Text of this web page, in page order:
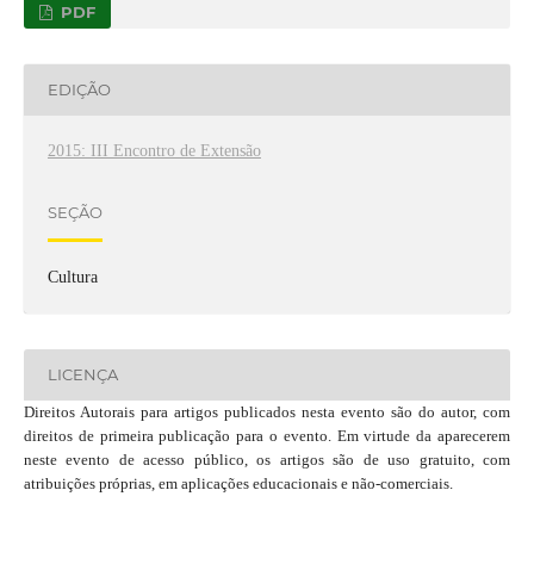
PDF
EDIÇÃO
2015: III Encontro de Extensão
SEÇÃO
Cultura
LICENÇA
Direitos Autorais para artigos publicados nesta evento são do autor, com
direitos de primeira publicação para o evento. Em virtude da aparecerem
neste evento de acesso público, os artigos são de uso gratuito, com
atribuições próprias, em aplicações educacionais e não-comerciais.